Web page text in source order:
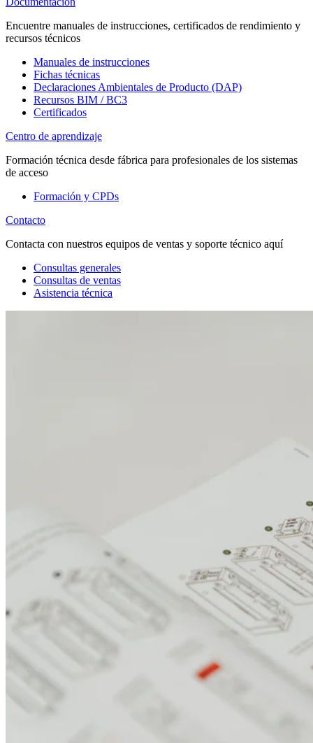
Encuentre manuales de instrucciones, certificados de rendimiento y
recursos técnicos
Manuales de instrucciones
Fichas técnicas
Declaraciones Ambientales de Producto (DAP)
Recursos BIM / BC3
Certificados
Centro de aprendizaje
Formación técnica desde fábrica para profesionales de los sistemas
de acceso
Formación y CPDs
Contacto
Contacta con nuestros equipos de ventas y soporte técnico aquí
Consultas generales
Consultas de ventas
Asistencia técnica